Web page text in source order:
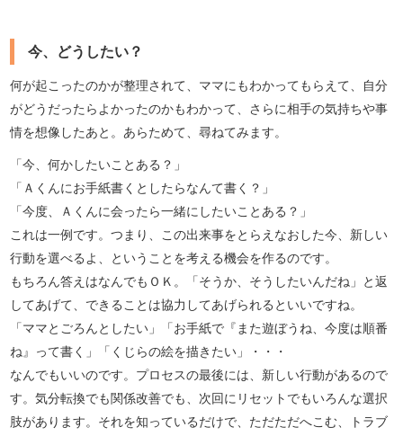
今、どうしたい？
何が起こったのかが整理されて、ママにもわかってもらえて、自分
がどうだったらよかったのかもわかって、さらに相手の気持ちや事
情を想像したあと。あらためて、尋ねてみます。
「今、何かしたいことある？」
「Ａくんにお手紙書くとしたらなんて書く？」
「今度、Ａくんに会ったら一緒にしたいことある？」
これは一例です。つまり、この出来事をとらえなおした今、新しい
行動を選べるよ、ということを考える機会を作るのです。
もちろん答えはなんでもＯＫ。「そうか、そうしたいんだね」と返
してあげて、できることは協力してあげられるといいですね。
「ママとごろんとしたい」「お手紙で『また遊ぼうね、今度は順番
ね』って書く」「くじらの絵を描きたい」・・・
なんでもいいのです。プロセスの最後には、新しい行動があるので
す。気分転換でも関係改善でも、次回にリセットでもいろんな選択
肢があります。それを知っているだけで、ただただへこむ、トラブ